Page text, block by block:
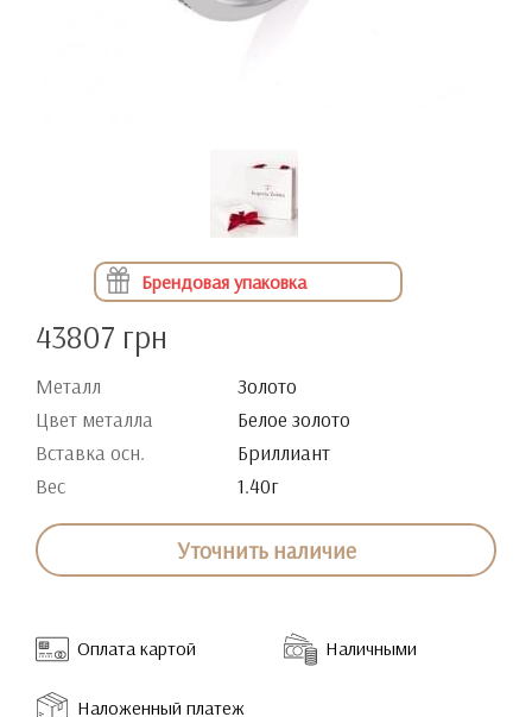
Брендовая упаковка
43807 грн
Металл
Золото
Цвет металла
Белое золото
Вставка осн.
Бриллиант
Вес
1.40г
Уточнить наличие
Оплата картой Наличными
Наложенный платеж